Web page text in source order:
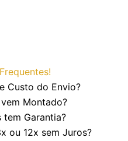
Custo do Envio?
Montado?
tem Garantia?
ou 12x sem Juros?